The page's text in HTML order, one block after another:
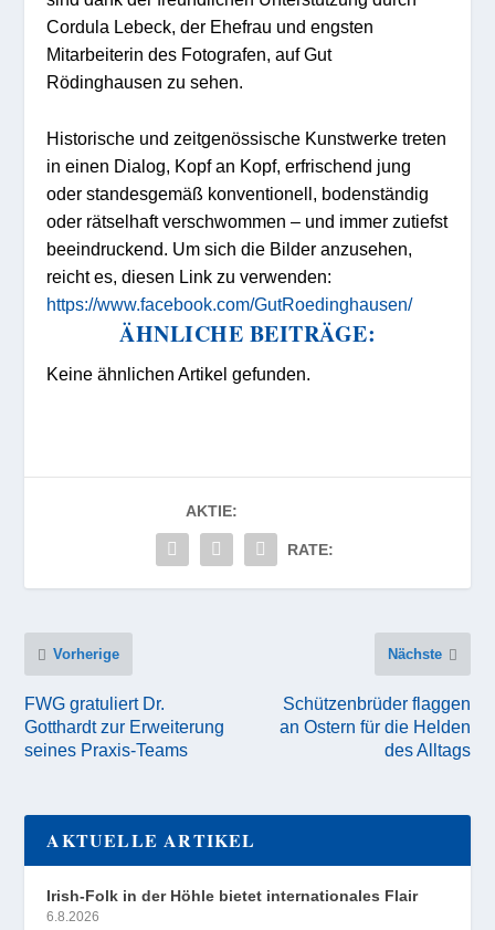
Cordula Lebeck, der Ehefrau und engsten
Mitarbeiterin des Fotografen, auf Gut
Rödinghausen zu sehen.
Historische und zeitgenössische Kunstwerke treten
in einen Dialog, Kopf an Kopf, erfrischend jung
oder standesgemäß konventionell, bodenständig
oder rätselhaft verschwommen – und immer zutiefst
beeindruckend. Um sich die Bilder anzusehen,
reicht es, diesen Link zu verwenden:
https://www.facebook.com/GutRoedinghausen/
ÄHNLICHE BEITRÄGE:
Keine ähnlichen Artikel gefunden.
AKTIE:
RATE:
Vorherige
FWG gratuliert Dr.
Gotthardt zur Erweiterung
seines Praxis-Teams
Nächste
Schützenbrüder flaggen
an Ostern für die Helden
des Alltags
AKTUELLE ARTIKEL
Irish-Folk in der Höhle bietet internationales Flair
6.8.2026